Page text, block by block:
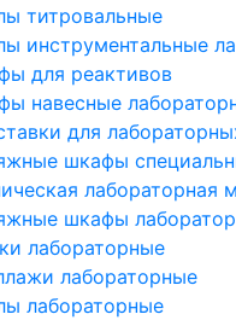
титровальные
инструментальные
для реактивов
навесные
для
шкафы
лабораторная
шкафы
лабораторные
лабораторные
лабораторные